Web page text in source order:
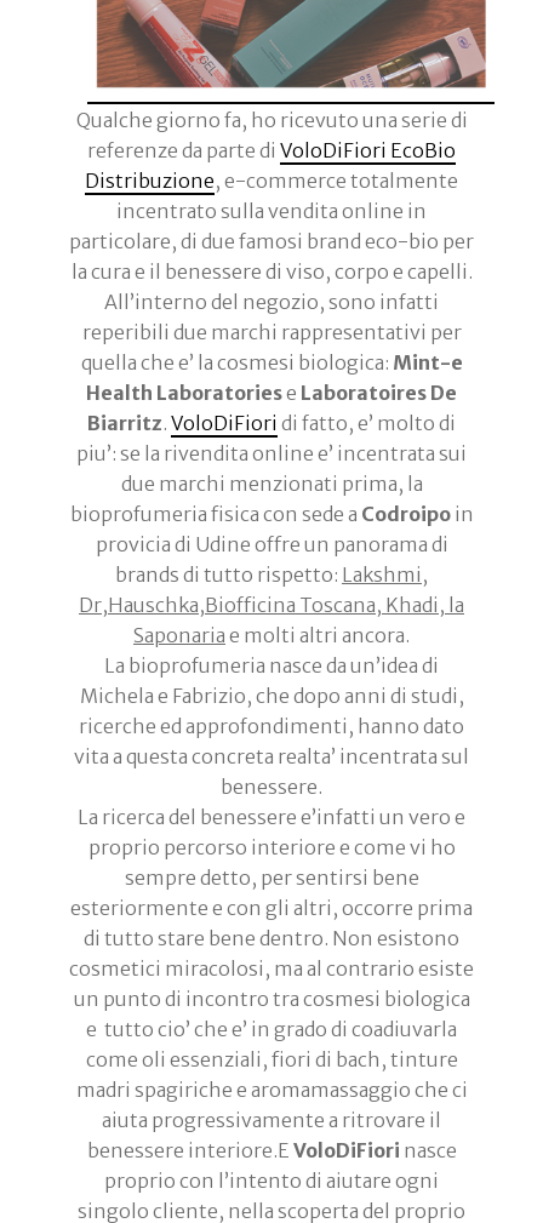
Qualche giorno fa, ho ricevuto una serie di
referenze da parte di VoloDiFiori EcoBio
Distribuzione, e-commerce totalmente
incentrato sulla vendita online in
particolare, di due famosi brand eco-bio per
la cura e il benessere di viso, corpo e capelli.
All’interno del negozio, sono infatti
reperibili due marchi rappresentativi per
quella che e’ la cosmesi biologica: Mint-e
Health Laboratoriese Laboratoires De
Biarritz. VoloDiFiori di fatto, e’ molto di
piu’: se la rivendita online e’ incentrata sui
due marchi menzionati prima, la
bioprofumeria fisica con sede a Codroipo in
provicia di Udine offre un panorama di
brands di tutto rispetto: Lakshmi,
Dr,Hauschka,Biofficina Toscana, Khadi, la
Saponaria e molti altri ancora.
La bioprofumeria nasce da un’idea di
Michela e Fabrizio, che dopo anni di studi,
ricerche ed approfondimenti, hanno dato
vita a questa concreta realta’ incentrata sul
benessere.
La ricerca del benessere e’infatti un vero e
proprio percorso interiore e come vi ho
sempre detto, per sentirsi bene
esteriormente e con gli altri, occorre prima
di tutto stare bene dentro. Non esistono
cosmetici miracolosi, ma al contrario esiste
un punto di incontro tra cosmesi biologica
e tutto cio’ che e’ in grado di coadiuvarla
come oli essenziali, fiori di bach, tinture
madri spagiriche e aromamassaggio che ci
aiuta progressivamente a ritrovare il
benessere interiore.E VoloDiFiori nasce
proprio con l’intento di aiutare ogni
singolo cliente, nella scoperta del proprio